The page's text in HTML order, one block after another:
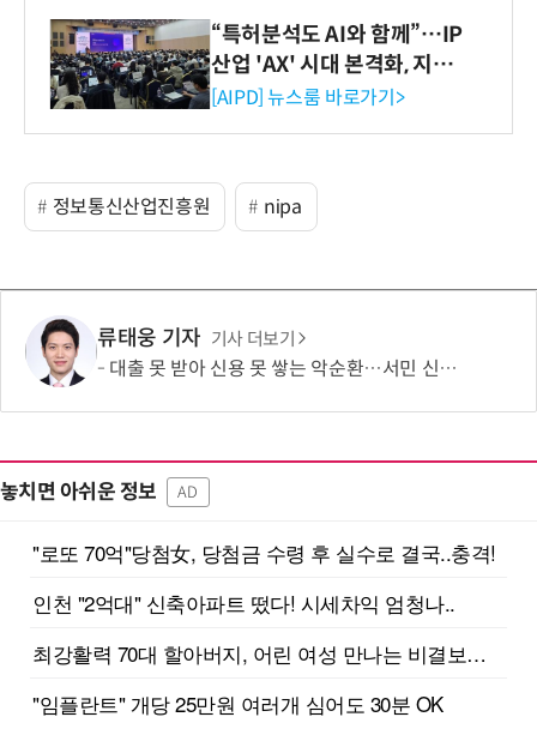
“특허분석도 AI와 함께”…IP
산업 'AX' 시대 본격화, 지식
재산처 1호 AI IP데이터분석
[AIPD] 뉴스룸 바로가기>
정보통신산업진흥원 nipa
류태웅 기자 기사 더보기
대출 못 받아 신용 못 쌓는 악순환…서민 신용평가 사각지대 메운다
놓치면 아쉬운 정보 AD